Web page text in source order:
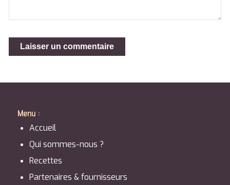
Menu :
Accueil
Qui sommes-nous ?
Recettes
Partenaires & fournisseurs